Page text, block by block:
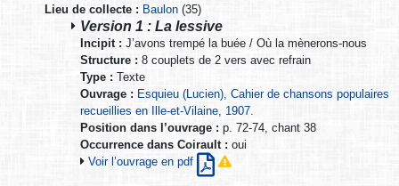
Lieu de collecte : Baulon (35)
Version 1 : La lessive
Incipit : J’avons trempé la buée / Où la mènerons-nous
Structure : 8 couplets de 2 vers avec refrain
Type : Texte
Ouvrage : Esquieu (Lucien), Cahier de chansons populaires
recueillies en Ille-et-Vilaine, 1907.
Position dans l’ouvrage : p. 72-74, chant 38
Occurrence dans Coirault : oui
Voir l’ouvrage en pdf